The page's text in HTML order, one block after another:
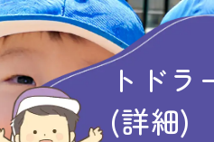
トドラ
(詳細)